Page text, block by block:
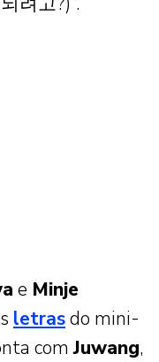
e Minje
letrasdo mini-
comJuwang,